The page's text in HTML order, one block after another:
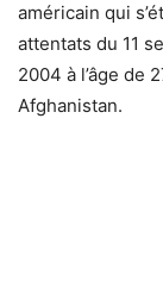
américain qui
attentats du 11
2004 à l’âge de
Afghanistan.